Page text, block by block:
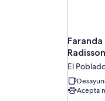
El
Acepta